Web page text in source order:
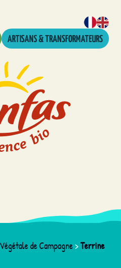
ARTISANS & TRANSFORMATEURS
de Campagne>Terrine